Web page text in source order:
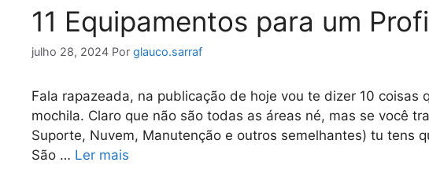
11 Equipamentos para um
julho 28, 2024 Por glauco.sarraf
Fala rapazeada, na publicação de hoje vou te dizer 10
mochila. Claro que não são todas as áreas né, mas se você
Suporte, Nuvem, Manutenção e outros semelhantes) tu tens
São … Ler mais